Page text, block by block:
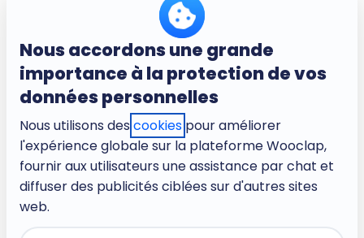
Nous accordons une grande
importance à la protection de vos
données personnelles
Nous utilisons des cookies pour améliorer
l'expérience globale sur la plateforme Wooclap,
fournir aux utilisateurs une assistance par chat et
diffuser des publicités ciblées sur d'autres sites
web.
Guides et livres blancs
Intégrations LMS
Centre d'aide
À propos
Entreprise
Carrières